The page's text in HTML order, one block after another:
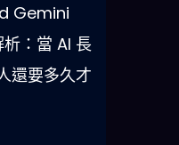
Gemini
：當 AI 長
還要多久才